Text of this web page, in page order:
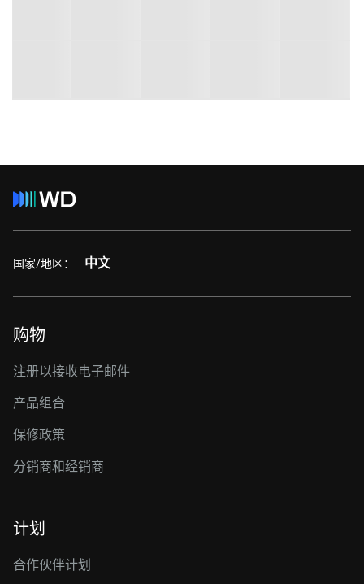
国家/地区： 中文
购物
注册以接收电子邮件
产品组合
保修政策
分销商和经销商
计划
合作伙伴计划